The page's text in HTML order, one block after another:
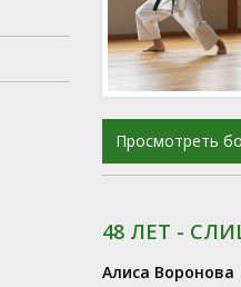
Просмотреть
48 ЛЕТ -
Алиса Воронова